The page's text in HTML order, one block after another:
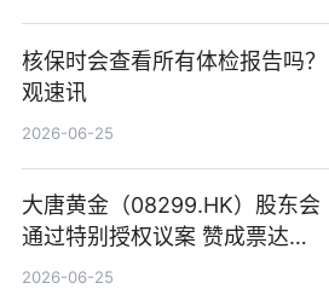
核保时会查看所有体检报告吗？
观速讯
2026-06-25
大唐黄金（08299.HK）股东会
通过特别授权议案 赞成票达
100%_新动态
2026-06-25